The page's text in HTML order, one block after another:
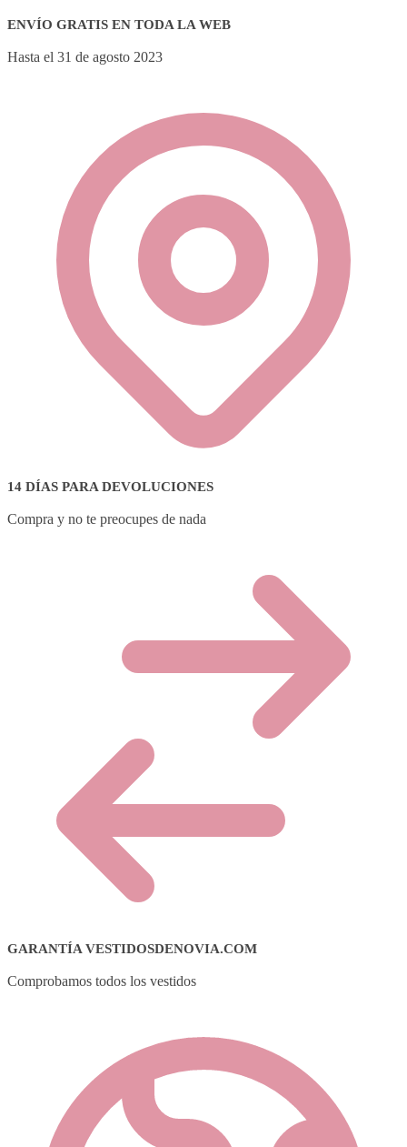
ENVÍO GRATIS EN TODA LA WEB
Hasta el 31 de agosto 2023
14 DÍAS PARA DEVOLUCIONES
Compra y no te preocupes de nada
GARANTÍA VESTIDOSDENOVIA.COM
Comprobamos todos los vestidos